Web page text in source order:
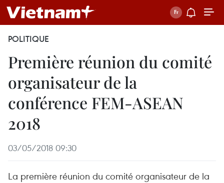
POLITIQUE
Première réunion du comité
organisateur de la
conférence FEM-ASEAN
2018 ​
03/05/2018 09:30
La première réunion du comité organisateur de la